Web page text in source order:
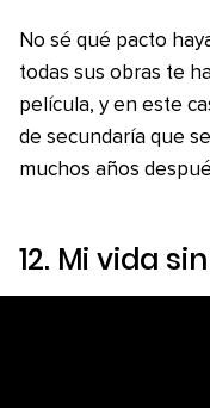
No sé qué pacto
todas sus obras te
película, y en este
de secundaría que
muchos años
12. Mi vida